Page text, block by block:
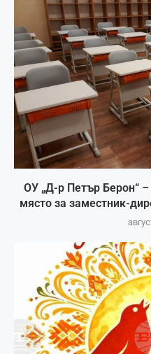
ОУ „Д-р Петър Берон“
място за заместник-